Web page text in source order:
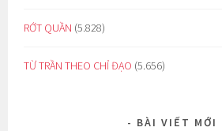
RỚT QUẦN (5.828)
TỪ TRẦN THEO CHỈ ĐẠO (5.656)
BÀI VIẾT MỚI